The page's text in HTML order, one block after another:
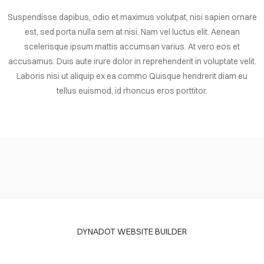
Suspendisse dapibus, odio et maximus volutpat, nisi sapien ornare
est, sed porta nulla sem at nisi. Nam vel luctus elit. Aenean
scelerisque ipsum mattis accumsan varius. At vero eos et
accusamus. Duis aute irure dolor in reprehenderit in voluptate velit.
Laboris nisi ut aliquip ex ea commo Quisque hendrerit diam eu
tellus euismod, id rhoncus eros porttitor.
DYNADOT WEBSITE BUILDER